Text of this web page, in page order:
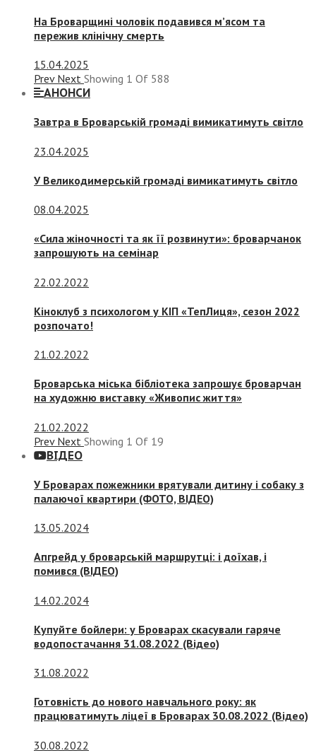
На Броварщині чоловік подавився м’ясом та
пережив клінічну смерть
15.04.2025
Prev Next Showing 1 Of 588
АНОНСИ
Завтра в Броварській громаді вимикатимуть світло
23.04.2025
У Великодимерській громаді вимикатимуть світло
08.04.2025
«Сила жіночності та як її розвинути»: броварчанок
запрошують на семінар
22.02.2022
Кіноклуб з психологом у КІП «ТепЛиця», сезон 2022
розпочато!
21.02.2022
Броварська міська бібліотека запрошує броварчан
на художню виставку «Живопис життя»
21.02.2022
Prev Next Showing 1 Of 19
ВІДЕО
У Броварах пожежники врятували дитину і собаку з
палаючої квартири (ФОТО, ВІДЕО)
13.05.2024
Апгрейд у броварській маршрутці: і доїхав, і
помився (ВІДЕО)
14.02.2024
Купуйте бойлери: у Броварах скасували гаряче
водопостачання 31.08.2022 (Відео)
31.08.2022
Готовність до нового навчального року: як
працюватимуть ліцеї в Броварах 30.08.2022 (Відео)
30.08.2022